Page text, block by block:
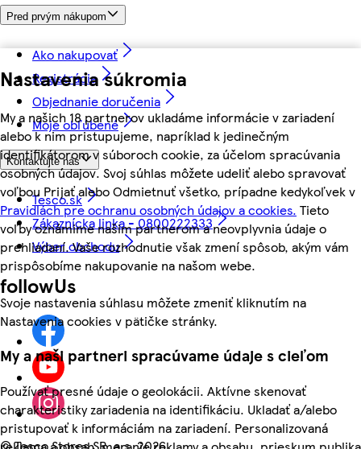
Nastavenia súkromia
My a našich 18 partnerov ukladáme informácie v zariadení
alebo k nim pristupujeme, napríklad k jedinečným
identifikátorom v súboroch cookie, za účelom spracúvania
osobných údajov. Svoj súhlas môžete udeliť alebo spravovať
voľbou Prijať alebo Odmietnuť všetko, prípadne kedykoľvek v
Pravidlách pre ochranu osobných údajov a cookies. Tieto
voľby oznámime našim partnerom a neovplyvnia údaje o
prehliadaní. Vaše rozhodnutie však zmení spôsob, akým vám
prispôsobíme nakupovanie na našom webe.
Svoje nastavenia súhlasu môžete zmeniť kliknutím na
Nastavenia cookies v pätičke stránky.
My a naši partneri spracúvame údaje s cieľom
Používať presné údaje o geolokácii. Aktívne skenovať
charakteristiky zariadenia na identifikáciu. Ukladať a/alebo
pristupovať k informáciám na zariadení. Personalizovaná
Pred prvým nákupom
Ako nakupovať
Registrácia
Objednanie doručenia
Moje obľúbené
Kontaktujte nás
Tesco.sk
Zákaznícka linka - 0800222333
Výber obchodu
followUs
©Tesco Stores SR, a.s. 2026